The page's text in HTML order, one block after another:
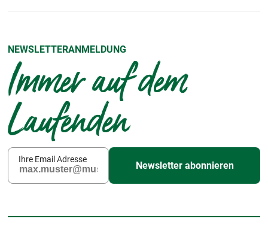
NEWSLETTERANMELDUNG
Immer auf dem
Laufenden
Ihre Email Adresse
Newsletter abonnieren